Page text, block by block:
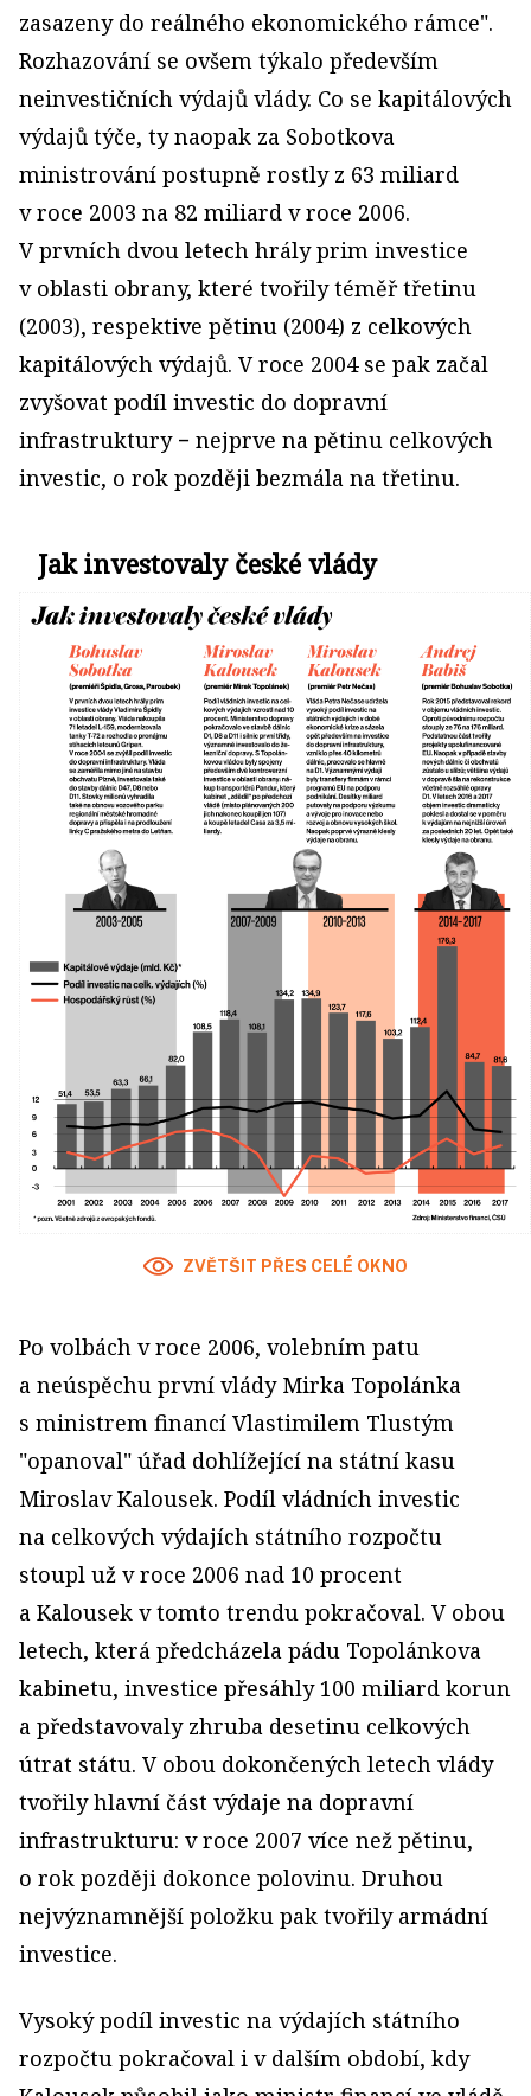
zasazeny do reálného ekonomického rámce".
Rozhazování se ovšem týkalo především
neinvestičních výdajů vlády. Co se kapitálových
výdajů týče, ty naopak za Sobotkova
ministrování postupně rostly z 63 miliard
v roce 2003 na 82 miliard v roce 2006.
V prvních dvou letech hrály prim investice
v oblasti obrany, které tvořily téměř třetinu
(2003), respektive pětinu (2004) z celkových
kapitálových výdajů. V roce 2004 se pak začal
zvyšovat podíl investic do dopravní
infrastruktury − nejprve na pětinu celkových
investic, o rok později bezmála na třetinu.
Jak investovaly české vlády
ZVĚTŠIT PŘES CELÉ OKNO
Po volbách v roce 2006, volebním patu
a neúspěchu první vlády Mirka Topolánka
s ministrem financí Vlastimilem Tlustým
"opanoval" úřad dohlížející na státní kasu
Miroslav Kalousek. Podíl vládních investic
na celkových výdajích státního rozpočtu
stoupl už v roce 2006 nad 10 procent
a Kalousek v tomto trendu pokračoval. V obou
letech, která předcházela pádu Topolánkova
kabinetu, investice přesáhly 100 miliard korun
a představovaly zhruba desetinu celkových
útrat státu. V obou dokončených letech vlády
tvořily hlavní část výdaje na dopravní
infrastrukturu: v roce 2007 více než pětinu,
o rok později dokonce polovinu. Druhou
nejvýznamnější položku pak tvořily armádní
investice.
Vysoký podíl investic na výdajích státního
rozpočtu pokračoval i v dalším období, kdy